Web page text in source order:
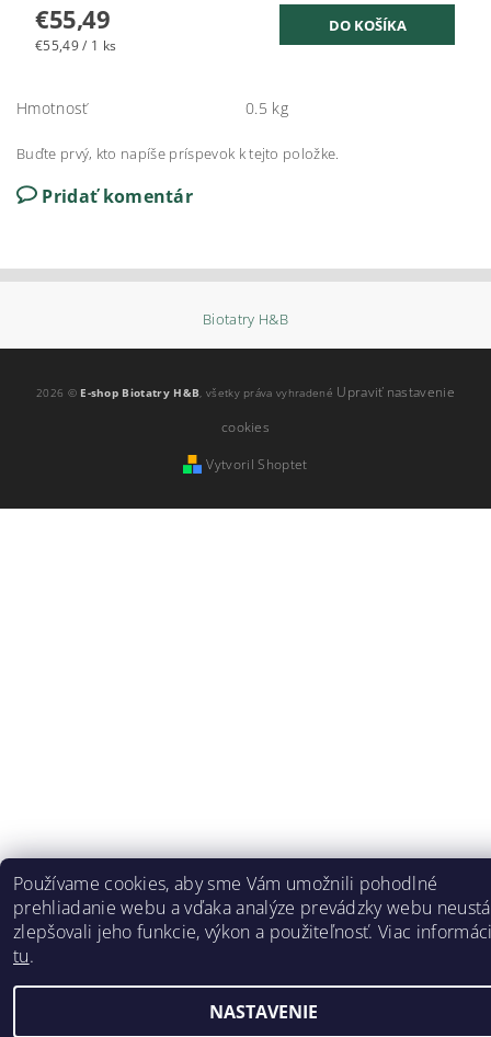
€55,49
€55,49 / 1 ks
Hmotnosť 0.5 kg
Buďte prvý, kto napíše príspevok k tejto položke.
Pridať komentár
Biotatry H&B
2026 © E-shop Biotatry H&B , všetky práva vyhradené Upraviť nastavenie
cookies
Vytvoril Shoptet
Používame cookies, aby sme Vám umožnili pohodlné
prehliadanie webu a vďaka analýze prevádzky webu
zlepšovali jeho funkcie, výkon a použiteľnosť. Viac
tu.
NASTAVENIE